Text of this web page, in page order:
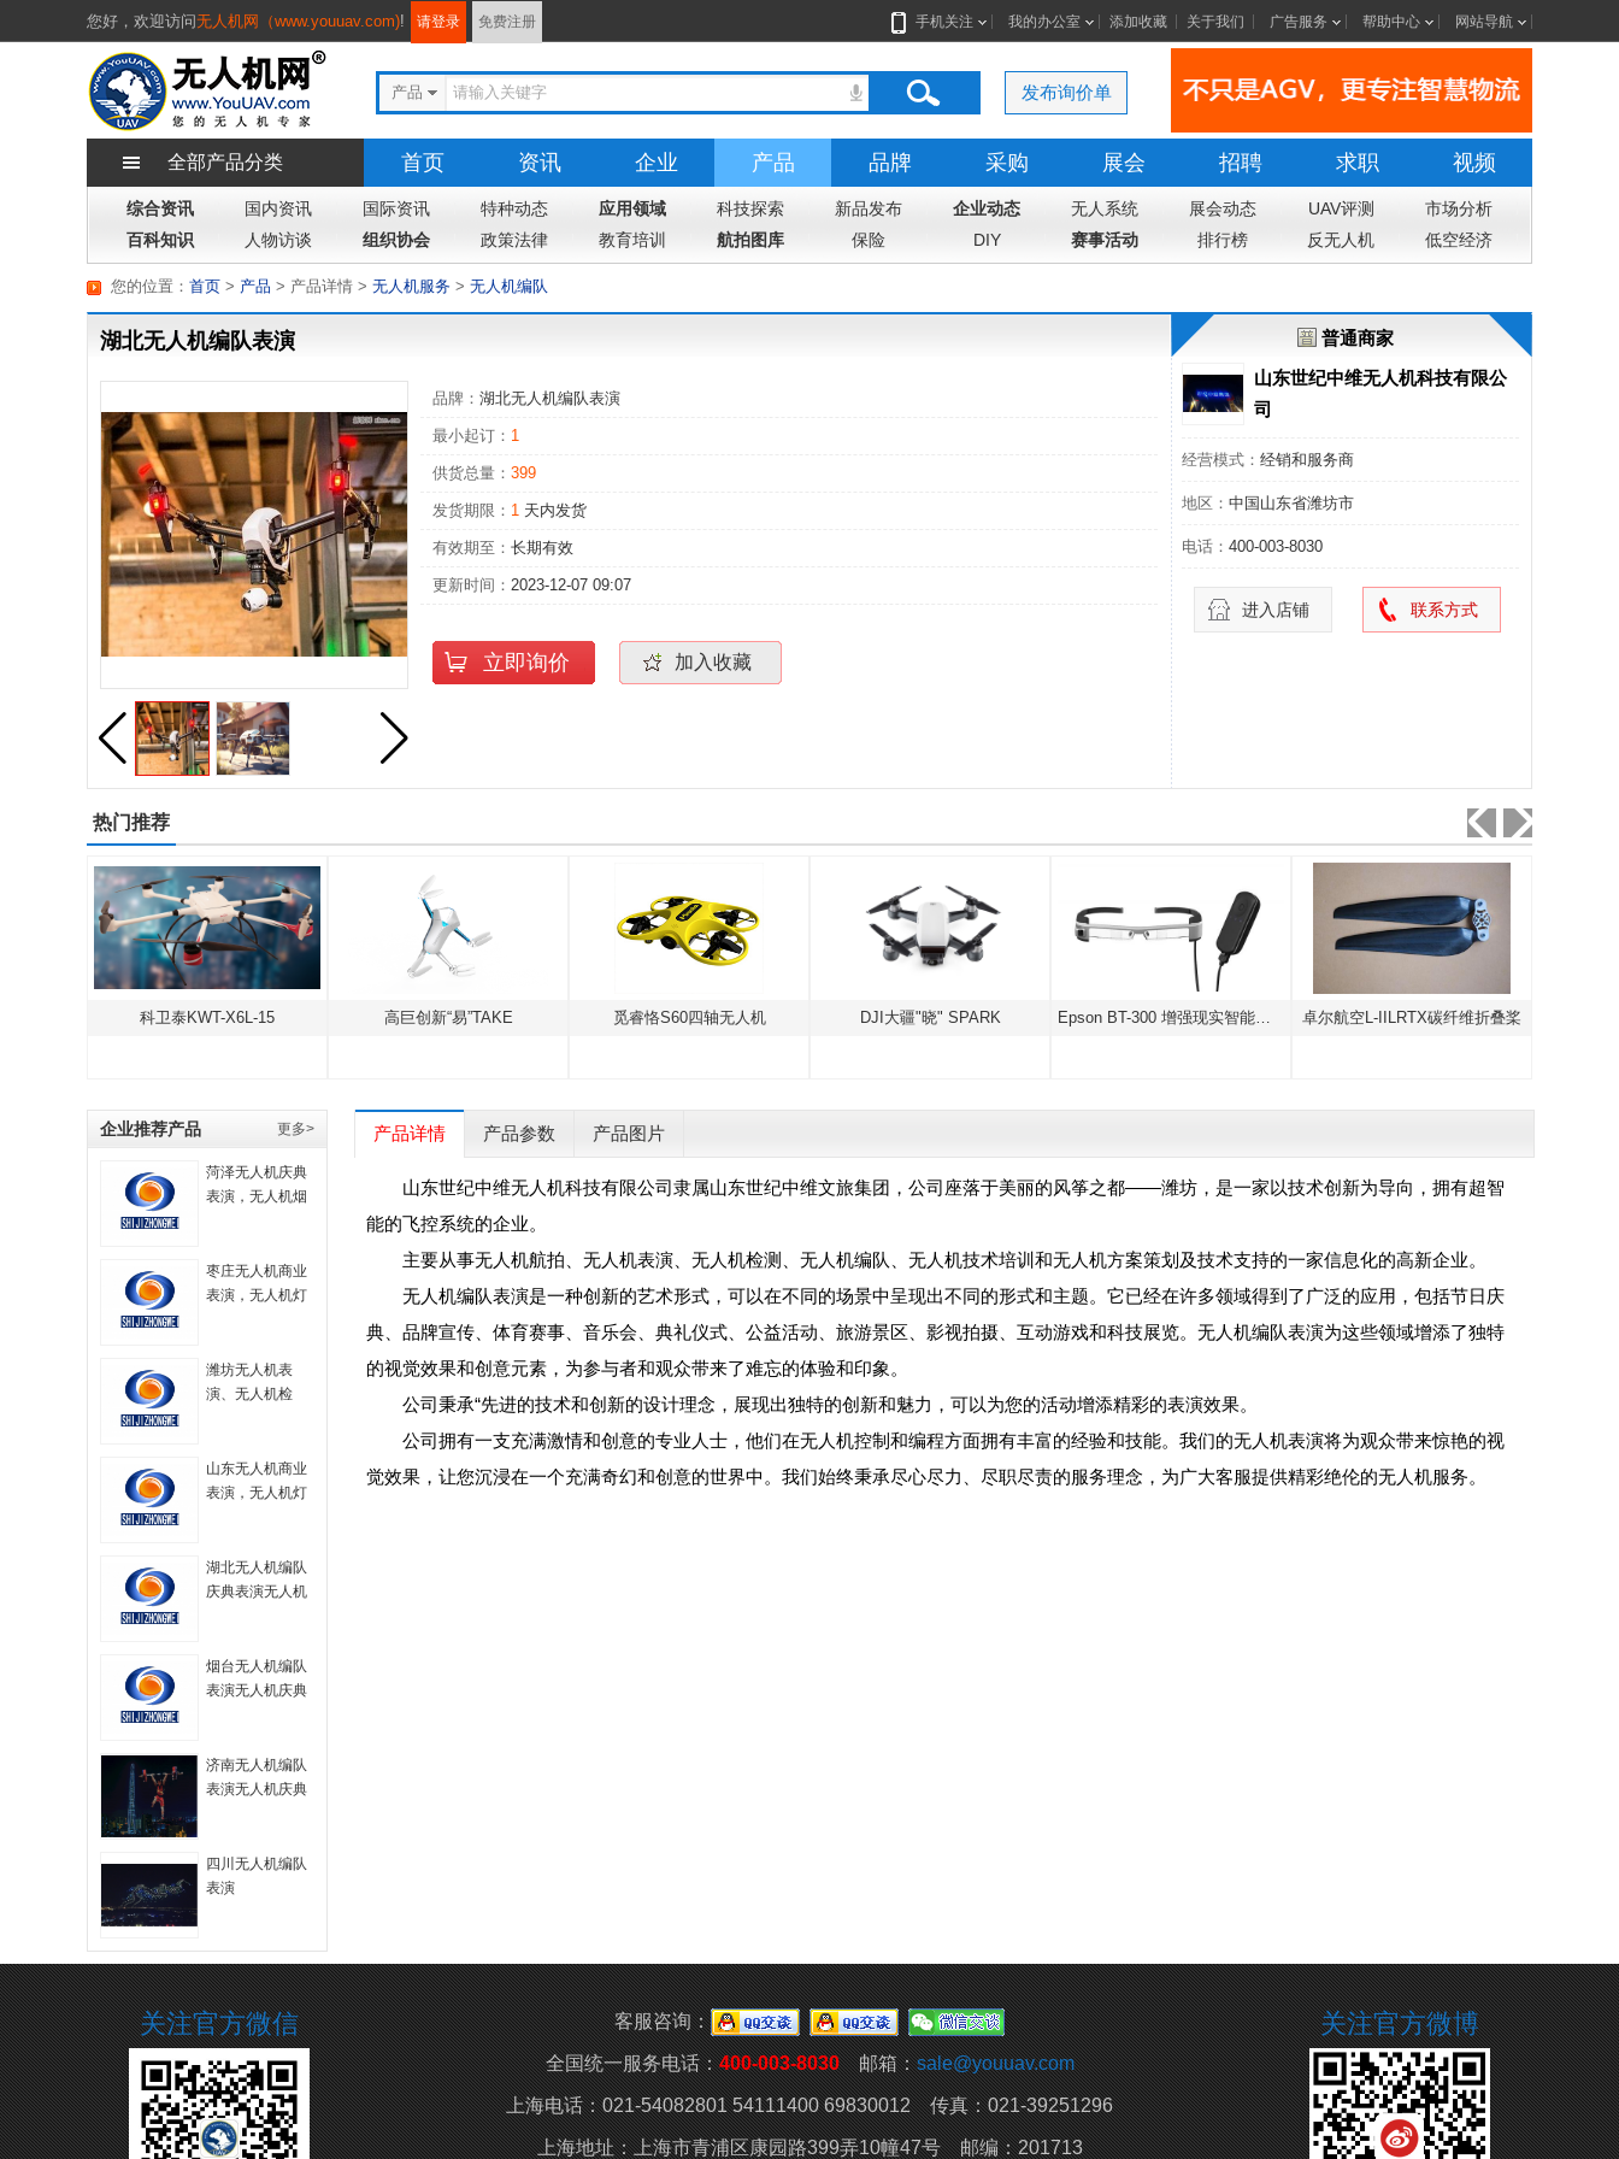
您好， 欢迎访问无人机网（www.youuav.com)! 请登录 免费注册 手机关注 我的办公室 添加收藏 关于我们 广告服务 帮助中心 网站导航
产品 发布询价单
全部产品分类 首页 资讯 企业 产品 品牌 采购 展会 招聘 求职
视频
专题
杂志 地图
综合资讯 国内资讯 国际资讯 特种动态 应用领域 科技探索 新品发布 企业动态 无人系统 展会动态 UAV评测
市场分析
百科知识
人物访谈 组织协会 政策法律 教育培训 航拍图库 保险 DIY 赛事活动 排行榜 反无人机 低空经济
您的位置： 首页 > 产品 > 无人机服务 > 无人机编队
> 产品详情
湖北无人机编队表演
品牌： 湖北无人机编队表演
最小起订： 1
供货总量： 399
发货期限： 1 天内发货
有效期至： 长期有效
更新时间： 2023-12-07 09:07
立即询价 加入收藏
普通商家
山东世纪中维无人机科技有限公
司
经营模式： 经销和服务商
地区： 中国山东省潍坊市
电话： 400-003-8030
进入店铺 联系方式
热门推荐
科卫泰KWT-X6L-15 高巨创新“易”TAKE 觅睿恪S60四轴无人机 DJI大疆"晓" SPARK Epson BT-300 增强现实智能眼镜 卓尔航空L-IILRTX碳纤维折叠桨
企业推荐产品 更多>
菏泽无人机庆典
表演，无人机烟
拍无人机，无人
机技术，无人机
枣庄无人机商业
表演，无人机灯
飞行表演，
潍坊无人机表
演、无人机检
山东无人机商业
表演，无人机灯
飞行表演，
湖北无人机编队
庆典表演无人机
烟台无人机编队
表演无人机庆典
济南无人机编队
表演无人机庆典
四川无人机编队
表演
产品详情 产品参数 产品图片
山东世纪中维无人机科技有限公司隶属山东世纪中维文旅集团，公司座落于美丽的风筝之都——潍坊，是一家以技术创新为导向，拥有超智
能的飞控系统的企业。
主要从事无人机航拍、无人机表演、无人机检测、无人机编队、无人机技术培训和无人机方案策划及技术支持的一家信息化的高新企业。
无人机编队表演是一种创新的艺术形式，可以在不同的场景中呈现出不同的形式和主题。它已经在许多领域得到了广泛的应用，包括节日庆
典、品牌宣传、体育赛事、音乐会、典礼仪式、公益活动、旅游景区、影视拍摄、互动游戏和科技展览。无人机编队表演为这些领域增添了独特
的视觉效果和创意元素，为参与者和观众带来了难忘的体验和印象。
公司秉承“先进的技术和创新的设计理念，展现出独特的创新和魅力，可以为您的活动增添精彩的表演效果。
公司拥有一支充满激情和创意的专业人士，他们在无人机控制和编程方面拥有丰富的经验和技能。我们的无人机表演将为观众带来惊艳的视
觉效果，让您沉浸在一个充满奇幻和创意的世界中。我们始终秉承尽心尽力、尽职尽责的服务理念，为广大客服提供精彩绝伦的无人机服务。
客服咨询：
全国统一服务电话：400-003-8030邮箱：sale@youuav.com
上海电话：021-54082801 54111400 69830012 传真：021-39251296
上海地址：上海市青浦区康园路399弄10幢47号 邮编：201713
关注官方微信 关注官方微博